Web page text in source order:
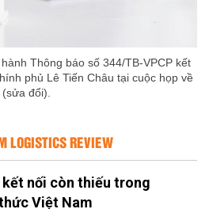
Thông báo số 344/TB-VPCP kết
phủ Lê Tiến Châu tại cuộc họp về
đổi).
LOGISTICS REVIEW
kết nối còn thiếu trong
Việt Nam